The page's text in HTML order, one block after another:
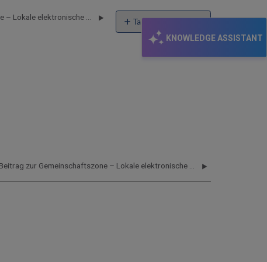
KNOWLEDGE ASSISTANT
Table of contents
No
headers
Beitrag zur Gemeinschaftszone – Lokale elektronische Sammlungen